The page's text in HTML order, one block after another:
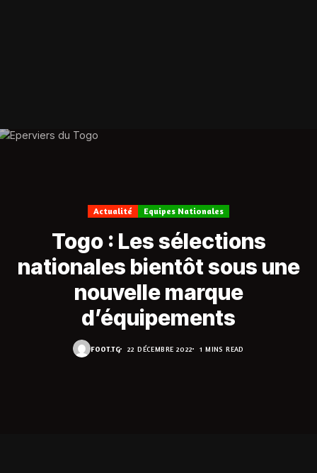
Actualité Equipes Nationales
Togo : Les sélections
nationales bientôt sous une
nouvelle marque
d’équipements
FOOT.TG 22 DÉCEMBRE 2022 1 MINS READ